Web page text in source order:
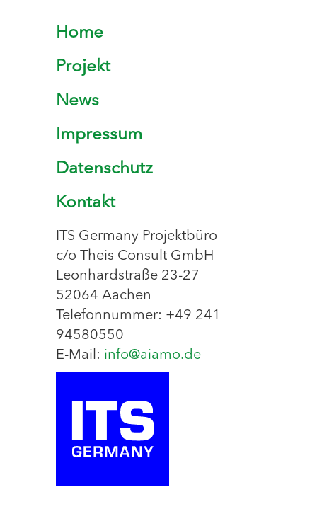
Home
Projekt
News
Impressum
Datenschutz
Kontakt
ITS Germany Projektbüro
c/o Theis Consult GmbH
Leonhardstraße 23-27
52064 Aachen
Telefonnummer: +49 241
94580550
E-Mail: info@aiamo.de